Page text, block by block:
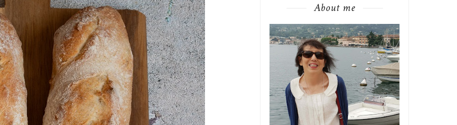
About me